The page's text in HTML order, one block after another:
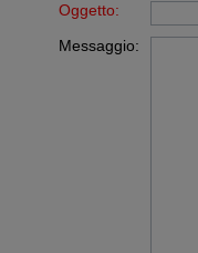
Oggetto:
Messaggio: